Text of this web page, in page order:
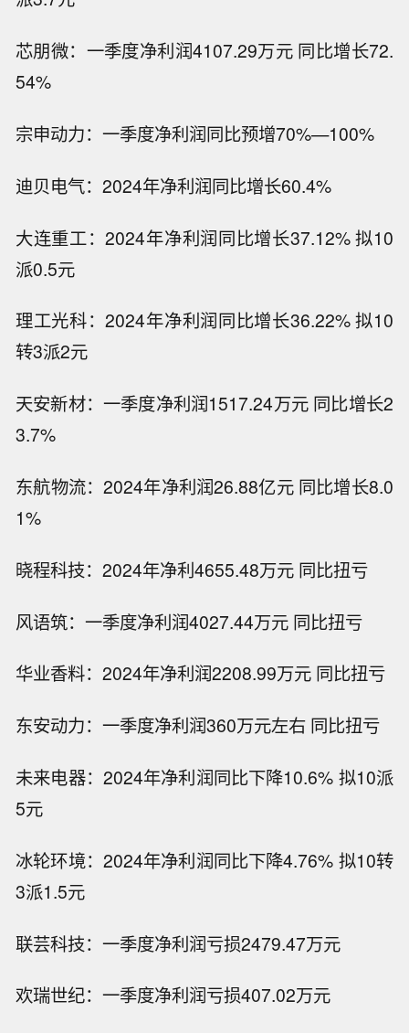
芯朋微：一季度净利润4107.29万元 同比增长72.
54%
宗申动力：一季度净利润同比预增70%—100%
迪贝电气：2024年净利润同比增长60.4%
大连重工：2024年净利润同比增长37.12% 拟10
派0.5元
理工光科：2024年净利润同比增长36.22% 拟10
转3派2元
天安新材：一季度净利润1517.24万元 同比增长2
3.7%
东航物流：2024年净利润26.88亿元 同比增长8.0
1%
晓程科技：2024年净利4655.48万元 同比扭亏
风语筑：一季度净利润4027.44万元 同比扭亏
华业香料：2024年净利润2208.99万元 同比扭亏
东安动力：一季度净利润360万元左右 同比扭亏
未来电器：2024年净利润同比下降10.6% 拟10派
5元
冰轮环境：2024年净利润同比下降4.76% 拟10转
3派1.5元
联芸科技：一季度净利润亏损2479.47万元
欢瑞世纪：一季度净利润亏损407.02万元